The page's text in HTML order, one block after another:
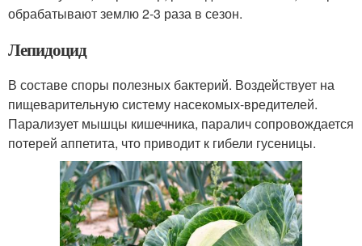
обрабатывают землю 2-3 раза в сезон.
Лепидоцид
В составе споры полезных бактерий. Воздействует на
пищеварительную систему насекомых-вредителей.
Парализует мышцы кишечника, паралич сопровождается
потерей аппетита, что приводит к гибели гусеницы.